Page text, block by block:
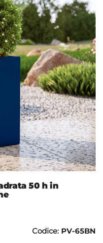
50 h in
Codice: PV-65BN